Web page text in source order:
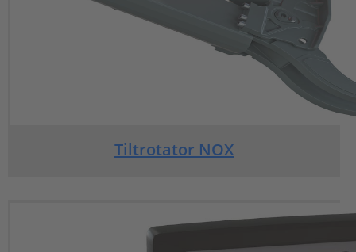
Tiltrotator NOX